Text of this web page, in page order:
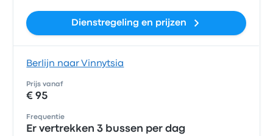
Dienstregeling en prijzen
Berlijn naar Vinnytsia
Prijs vanaf
€ 95
Frequentie
Er vertrekken 3 bussen per dag